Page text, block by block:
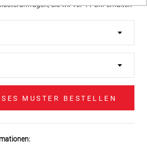
die wir vor 11 Uhr erhalten
MUSTER BESTELLEN